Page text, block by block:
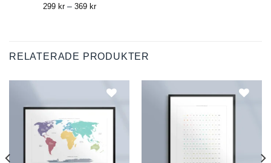
299 kr – 369 krPrice
RELATERADE PRODUKTER